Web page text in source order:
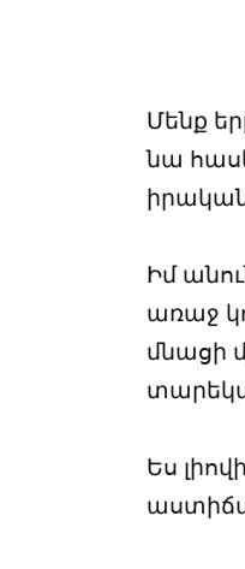
Մենք
նա
Իմ
առաջ
մնացի
Ես